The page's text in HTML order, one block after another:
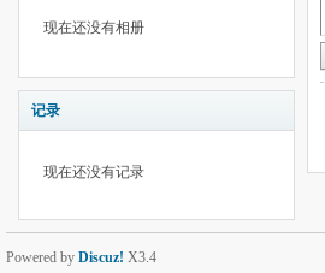
现在还没有相册
记录
现在还没有记录
Powered by Discuz! X3.4